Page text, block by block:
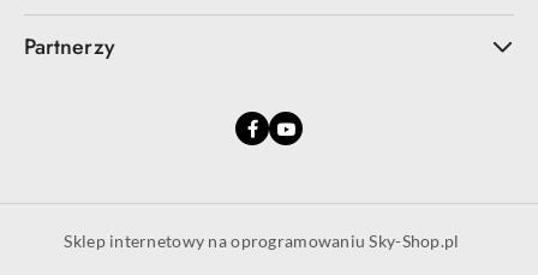
Partnerzy
Sklep internetowy na oprogramowaniu Sky-Shop.pl